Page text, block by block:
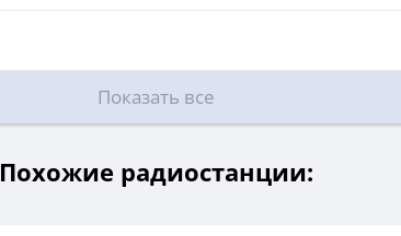
Показать все
Похожие радиостанции: